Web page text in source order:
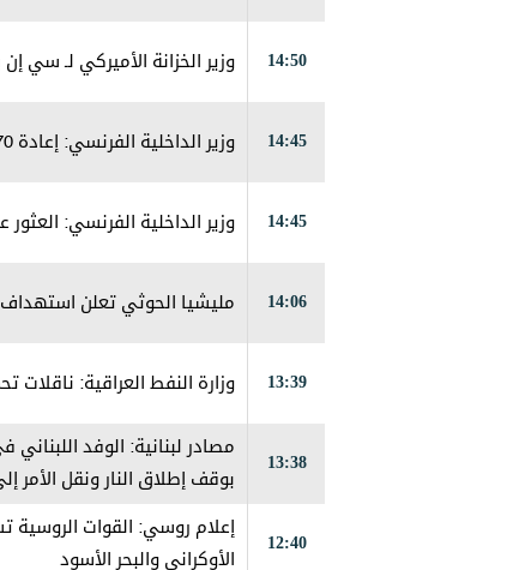
14:50 وزير الخزانة الأميركي لـ
14:45 وزير الداخلية الفرنسي: إعادة 70 ألف شخص إلى المغرب بعد عبور المهاجرين إلى سبتة
14:45 وزير الداخلية الفرنسي: العثور على 75 جثة بعد عبور المهاجرين الأسبوع الماضي
14:06 مليشيا الحوثي تعلن
13:39 وزارة النفط العراقية:
13:38
مصادر لبنانية: الوفد
بوقف إطلاق النار ونقل الأمر
12:40
الأوكراني والبحر الأسود